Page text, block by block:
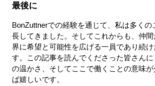
最後に
BonZuttnerでの経験を通じて、私は多くの
長してきました。そしてこれからも、仲
界に希望と可能性を広げる一員であり続け
す。この記事を読んでくださった皆さん
の温かさ、そしてここで働くことの意味
ば嬉しいです。